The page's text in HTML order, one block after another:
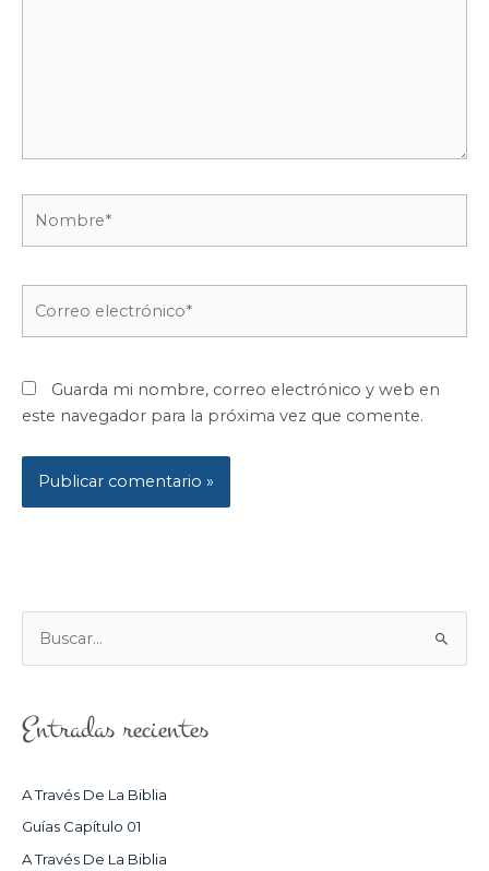
Guarda mi nombre, correo electrónico y web en
este navegador para la próxima vez que comente.
U
C
Entradas recientes
A Través De La Biblia
Guías Capítulo 01
A Través De La Biblia